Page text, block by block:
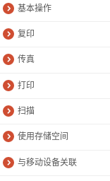
基本操作
复印
传真
打印
扫描
使用存储空间
与移动设备关联